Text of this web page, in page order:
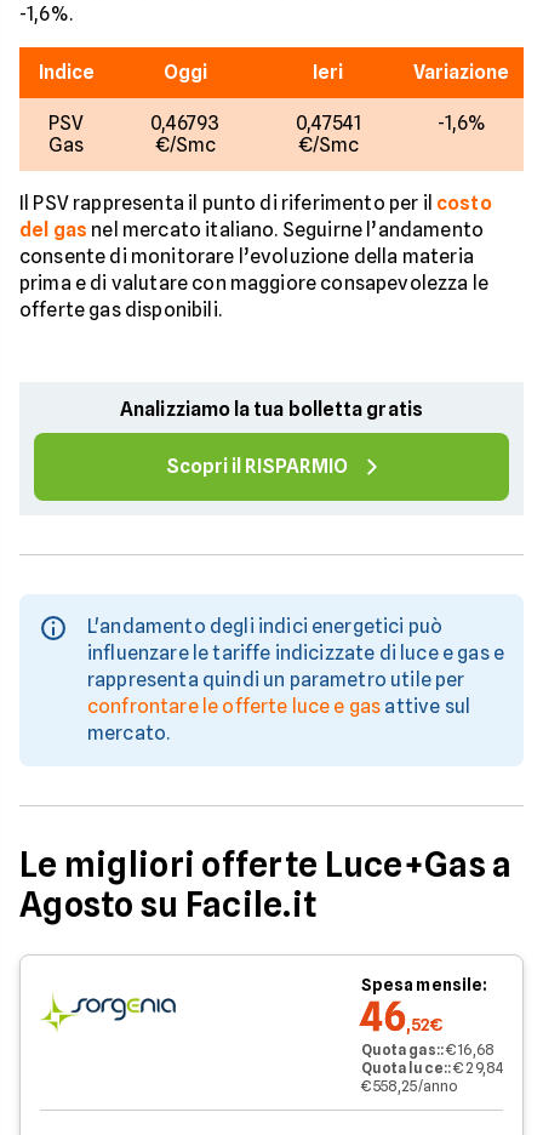
-1,6%.
Indice Oggi Ieri Variazione
PSV
Gas
0,46793
€/Smc
0,47541
€/Smc
-1,6%
Il PSV rappresenta il punto di riferimento per il costo
del gas nel mercato italiano. Seguirne l’andamento
consente di monitorare l’evoluzione della materia
prima e di valutare con maggiore consapevolezza le
offerte gas disponibili.
Analizziamo la tua bolletta gratis
Scopri il RISPARMIO
L'andamento degli indici energetici può
influenzare le tariffe indicizzate di luce e gas e
rappresenta quindi un parametro utile per
confrontare le offerte luce e gas attive sul
mercato.
Le migliori offerte Luce+Gas a
Agosto su Facile.it
Spesa mensile:
46,52€
Quota gas::€ 16,68
Quota luce::€ 29,84
€ 558,25/anno